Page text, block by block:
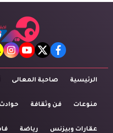
facebook
twitter
الرئيسية صاحبة المعالى
منوعات فن وثقافة حوادث
عقارات وبيزنس رياضة